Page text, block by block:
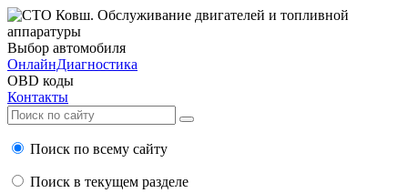
Выбор автомобиля
ОнлайнДиагностика
OBD коды
Контакты
Поиск по всему сайту
Поиск в текущем разделе